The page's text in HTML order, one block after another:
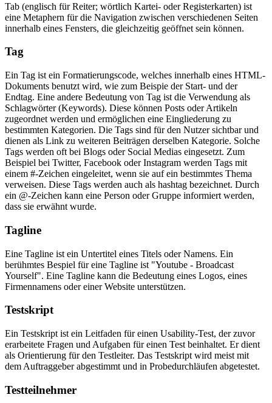
Tab (englisch für Reiter; wörtlich Kartei- oder Registerkarten) ist
eine Metaphern für die Navigation zwischen verschiedenen Seiten
innerhalb eines Fensters, die gleichzeitig geöffnet sein können.
Tag
Ein Tag ist ein Formatierungscode, welches innerhalb eines HTML-
Dokuments benutzt wird, wie zum Beispie der Start- und der
Endtag. Eine andere Bedeutung von Tag ist die Verwendung als
Schlagwörter (Keywords). Diese können Posts oder Artikeln
zugeordnet werden und ermöglichen eine Eingliederung zu
bestimmten Kategorien. Die Tags sind für den Nutzer sichtbar und
dienen als Link zu weiteren Beiträgen derselben Kategorie. Solche
Tags werden oft bei Blogs oder Social Medias eingesetzt. Zum
Beispiel bei Twitter, Facebook oder Instagram werden Tags mit
einem #-Zeichen eingeleitet, wenn sie auf ein bestimmtes Thema
verweisen. Diese Tags werden auch als hashtag bezeichnet. Durch
ein @-Zeichen kann eine Person oder Gruppe informiert werden,
dass sie erwähnt wurde.
Tagline
Eine Tagline ist ein Untertitel eines Titels oder Namens. Ein
berühmtes Bespiel für eine Tagline ist "Youtube - Broadcast
Yourself". Eine Tagline kann die Bedeutung eines Logos, eines
Firmennamens oder einer Website unterstützen.
Testskript
Ein Testskript ist ein Leitfaden für einen Usability-Test, der zuvor
erarbeitete Fragen und Aufgaben für einen Test beinhaltet. Er dient
als Orientierung für den Testleiter. Das Testskript wird meist mit
dem Auftraggeber abgestimmt und in Probedurchläufen abgetestet.
Testteilnehmer